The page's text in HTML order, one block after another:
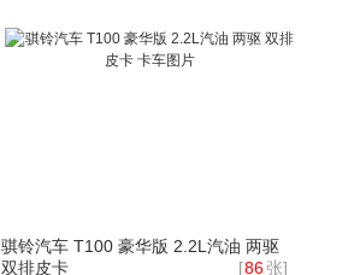
骐铃汽车 T100 豪华版 2.2L汽油 两驱
双排皮卡
[86张]